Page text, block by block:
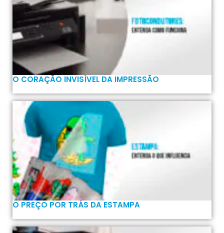
O CORAÇÃO INVISÍVEL DA IMPRESSÃO
O PREÇO POR TRÁS DA ESTAMPA